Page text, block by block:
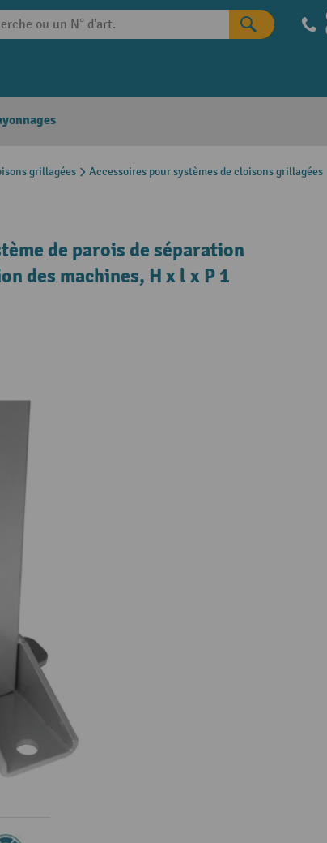
grillagées Accessoires pour systèmes de cloisons grillagées
de parois de séparation
des machines, H x l x P 1